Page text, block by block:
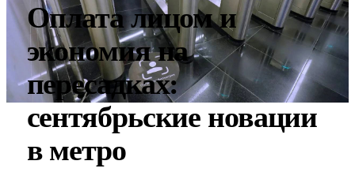
Оплата лицом и
экономия на
пересадках:
сентябрьские новации
в метро